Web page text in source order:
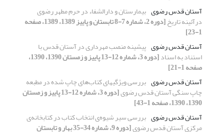
آستان قدس رضوی بیمارستان و دارالشفاء در حرم مطهر رضوی
درآئینه تاریخ [دوره 2، شماره 7-8 تابستان و پاییز 1389، 1389، صفحه
1-23]
آستان قدس رضوی پیشینه منصب مهرداری در آستان قدس با
استناد به اسناد [دوره 3، شماره 12-13 پاییز و زمستان 1390، 1390،
صفحه 1-21]
آستان قدس رضوی ‏بررسی ویژگیهای کتاب‌های چاپ شده در مطبعه
چاپ سنگی آستان قدس رضوی [دوره 3، شماره 12-13 پاییز و زمستان
1390، 1390، صفحه 1-43]
آستان قدس رضوی بررسی سیر شیوه‌ی انتخاب کتاب در کتابخانه‌ی
مرکزی آستان قدس رضوی [دوره 9، شماره 34-35 بهار و تابستان